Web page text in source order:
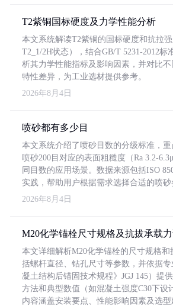
T2紫铜国标硬度及力学性能分析
本文系统解读T2紫铜的国标硬度和抗拉
T2_1/2H状态），结合GB/T 5231-2012标
析其力学性能指标及影响因素，并对比
特性差异，为工业选材提供参考。
2026年8月4日
喷砂都有多少目
本文系统介绍了喷砂目数的分级标准，
喷砂200目对应的表面粗糙度（Ra 3.2-
同目数的应用场景。数据来源包括ISO
实践，帮助用户根据需求选择合适的喷砂
2026年8月4日
M20化学锚栓尺寸规格及抗拔承载
本文详细解析M20化学锚栓的尺寸规格和
括螺杆直径、钻孔尺寸等参数，并依据
凝土结构后锚固技术规程》JGJ 145）提
方法和典型数值（如混凝土强度C30下设
内容涵盖安装要点、性能影响因素及选